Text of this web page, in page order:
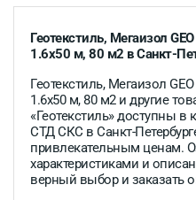
Геотекстиль, Мегаизол
1.6х50 м, 80 м2 в Санкт-
Геотекстиль, Мегаизол
1.6х50 м, 80 м2 и другие
«Геотекстиль» доступны в
СТД СКС в Санкт-
привлекательным ценам.
характеристиками и
верный выбор и заказать